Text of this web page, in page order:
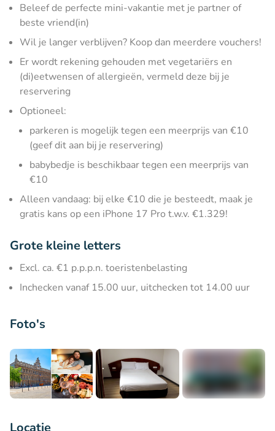
Beleef de perfecte mini-vakantie met je partner of
beste vriend(in)
Wil je langer verblijven? Koop dan meerdere vouchers!
Er wordt rekening gehouden met vegetariërs en
(di)eetwensen of allergieën, vermeld deze bij je
reservering
Optioneel:
parkeren is mogelijk tegen een meerprijs van €10
(geef dit aan bij je reservering)
babybedje is beschikbaar tegen een meerprijs van
€10
Alleen vandaag: bij elke €10 die je besteedt, maak je
gratis kans op een iPhone 17 Pro t.w.v. €1.329!
Grote kleine letters
Excl. ca. €1 p.p.p.n. toeristenbelasting
Inchecken vanaf 15.00 uur, uitchecken tot 14.00 uur
Foto's
Locatie